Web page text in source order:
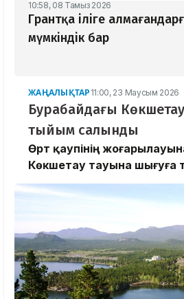
10:58, 08 Тамыз 2026
Грантқа іліге
мүмкіндік бар
ЖАҢАЛЫҚТАР 11:00, 23 Маусым 2026
Бурабайдағы
тыйым салынды
Өрт қаупінің
Көкшетау тауына